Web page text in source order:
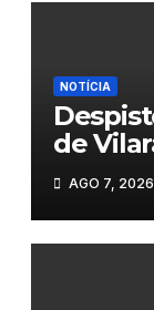
NOTÍCIA
de
AGO 7, 2026